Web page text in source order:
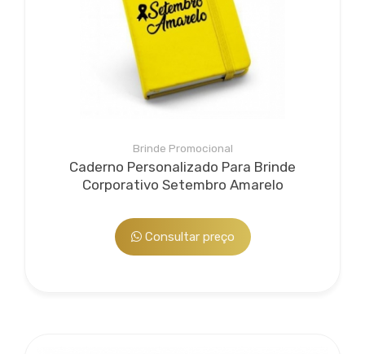
Brinde Promocional
Caderno Personalizado Para Brinde
Corporativo Setembro Amarelo
Consultar preço